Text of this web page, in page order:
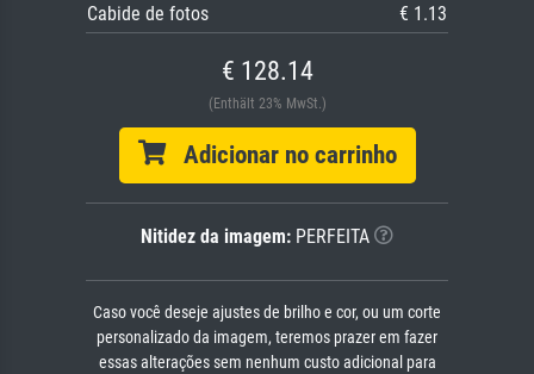
Cabide de fotos
€ 1.13
€ 128.14
(Enthält 23% MwSt.)
Adicionar no carrinho
Nitidez da imagem: PERFEITA
Caso você deseje ajustes de brilho e cor, ou um corte
personalizado da imagem, teremos prazer em fazer
essas alterações sem nenhum custo adicional para